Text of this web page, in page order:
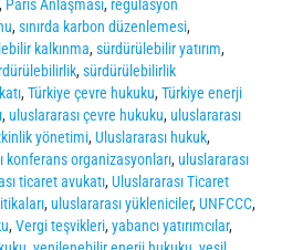
, Paris Anlaşması, regülasyon
, sınırda karbon düzenlemesi,
kalkınma, sürdürülebilir yatırım,
, sürdürülebilirlik
, Türkiye çevre hukuku, Türkiye enerji
, uluslararası çevre hukuku, uluslararası
yönetimi, Uluslararası hukuk,
konferans organizasyonları, uluslararası
ticaret avukatı, Uluslararası Ticaret
, uluslararası yükleniciler, UNFCCC,
, Vergi teşvikleri, yabancı yatırımcılar,